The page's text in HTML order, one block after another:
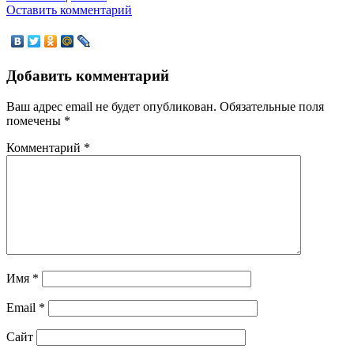
Оставить комментарий
Добавить комментарий
Ваш адрес email не будет опубликован. Обязательные поля
помечены *
Комментарий *
Имя *
Email *
Сайт